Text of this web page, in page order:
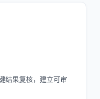
结果复核，建立可审